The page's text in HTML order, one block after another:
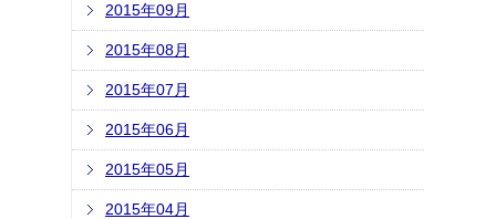
2015年09月
2015年08月
2015年07月
2015年06月
2015年05月
2015年04月